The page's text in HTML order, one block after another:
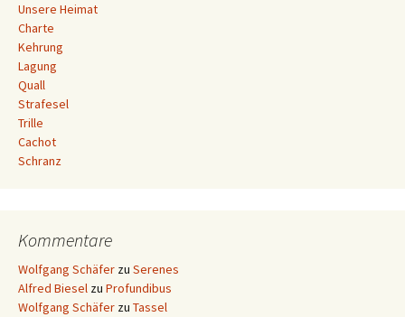
Unsere Heimat
Charte
Kehrung
Lagung
Quall
Strafesel
Trille
Cachot
Schranz
Kommentare
Wolfgang Schäfer zu Serenes
Alfred Biesel zu Profundibus
Wolfgang Schäfer zu Tassel